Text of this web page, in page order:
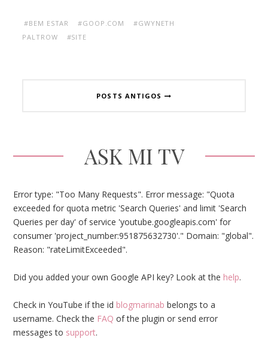
#BEM ESTAR #GOOP.COM
#GWYNETH
PALTROW
#SITE
POSTS ANTIGOS
ASK MI TV
Error type: "Too Many Requests". Error message: "Quota
exceeded for quota metric 'Search Queries' and limit 'Search
Queries per day' of service 'youtube.googleapis.com' for
consumer 'project_number:951875632730'." Domain: "global".
Reason: "rateLimitExceeded".
Did you added your own Google API key? Look at the help.
Check in YouTube if the id blogmarinab belongs to a
username. Check the FAQ of the plugin or send error
messages to support.